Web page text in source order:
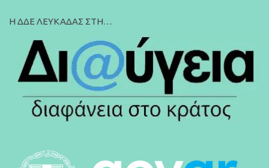
Η ΔΔΕ ΛΕΥΚΑΔΑΣ ΣΤΗ…